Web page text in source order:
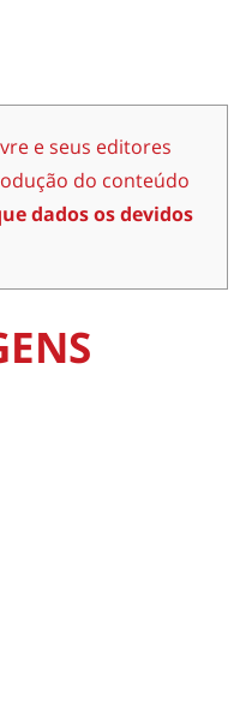
e seus editores
do conteúdo
dados os devidos